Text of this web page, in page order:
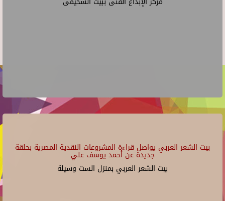
بيت الشعر العربي يواصل قراءة المشروعات النقدية المصرية بحلقة
جديدة عن أحمد يوسف علي
بيت الشعر العربي بمنزل الست وسيلة